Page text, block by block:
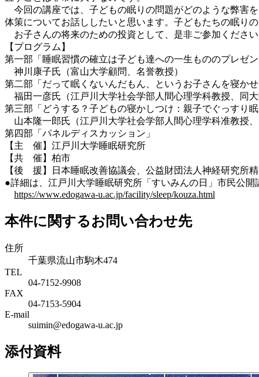
今回の講座では、子どもの眠りの問題がどのような弊害
体策についてお話ししたいと思います。子どもたちの眠り
お子さんの将来のための投資として、是非ご参加ください
【プログラム】
第一部「睡眠習慣の確立は子ども達への一生もののプレゼン
神川康子氏（富山大学顧問、名誉教授）
第二部「だって眠くないんだもん、というお子さんを寝か
福田一彦氏（江戸川大学社会学部人間心理学科教授、同大
第三部「どうする？子どもの寝かしつけ：親子でぐっすり眠
山本隆一郎氏（江戸川大学社会学部人間心理学科准教授
第四部「パネルディスカッション」
【主 催】江戸川大学睡眠研究所
【共 催】柏市
【後 援】日本睡眠改善協議会、公益財団法人神経研究所
●詳細は、江戸川大学睡眠研究所「すいみんの日」市民公開
https://www.edogawa-u.ac.jp/facility/sleep/kouza.html
本件に関するお問い合わせ先
住所
千葉県流山市駒木474
TEL
04-7152-9908
FAX
04-7153-5904
E-mail
suimin@edogawa-u.ac.jp
添付資料